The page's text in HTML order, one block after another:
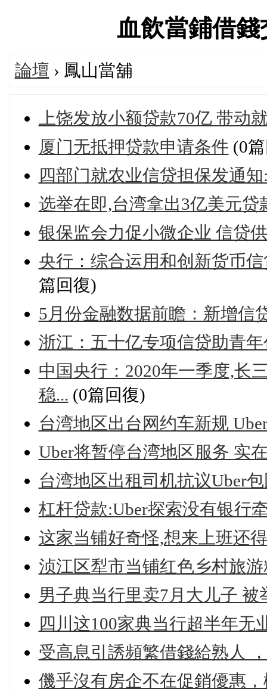
血飲當鋪借
論壇 › 鳳山當舖
上饶发放小额贷款70亿 带动
厦门无抵押贷款申请条件 (0
四部门就农业信贷担保发通
选举在即,台湾拿出3亿美元贷
银保监会力促小微企业 信贷
央行：综合运用和创新货币
篇回復)
5月份金融数据前瞻：新增信
浙江：五十亿专项信贷助青
中国央行：2020年一季度,长
稳... (0篇回復)
台湾地区出台网约车新规
Uber将暂停台湾地区服务 实
台湾地区出租司机抗议Uber
杠杆贷款:Uber探索没有银行
这家当铺好奇怪,想来上班还
浈江区犁市当铺红色乡村旅
男子典当行里卖7月大儿子 被
四川这100家典当行超半年无
受高息引誘頻繁借錢給熟人
僟乎沒有房企不在促銷優惠